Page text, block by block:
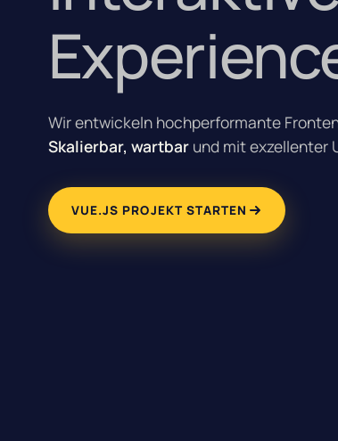
Wir entwickeln hochperformante
Skalierbar, wartbarund mit exzellenter
VUE.JS PROJEKT STARTEN